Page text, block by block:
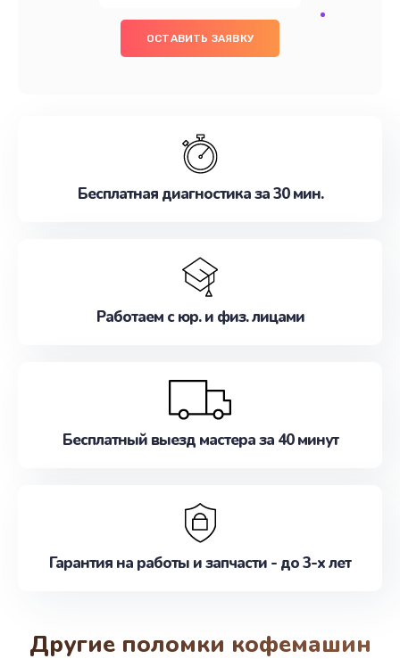
ОСТАВИТЬ ЗАЯВКУ
Бесплатная диагностика за 30 мин.
Работаем с юр. и физ. лицами
Бесплатный выезд мастера за 40 минут
Гарантия на работы и запчасти - до 3-х лет
Другие поломки кофемашин